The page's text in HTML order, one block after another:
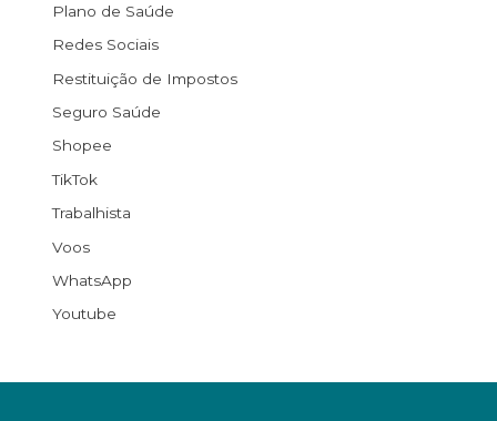
Plano de Saúde
Redes Sociais
Restituição de Impostos
Seguro Saúde
Shopee
TikTok
Trabalhista
Voos
WhatsApp
Youtube